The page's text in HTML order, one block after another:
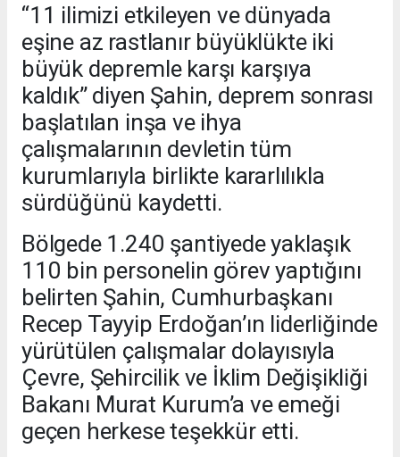
“11 ilimizi etkileyen ve dünyada
eşine az rastlanır büyüklükte iki
büyük depremle karşı karşıya
kaldık” diyen Şahin, deprem sonrası
başlatılan inşa ve ihya
çalışmalarının devletin tüm
kurumlarıyla birlikte kararlılıkla
sürdüğünü kaydetti.
Bölgede 1.240 şantiyede yaklaşık
110 bin personelin görev yaptığını
belirten Şahin, Cumhurbaşkanı
Recep Tayyip Erdoğan’ın liderliğinde
yürütülen çalışmalar dolayısıyla
Çevre, Şehircilik ve İklim Değişikliği
Bakanı Murat Kurum’a ve emeği
geçen herkese teşekkür etti.